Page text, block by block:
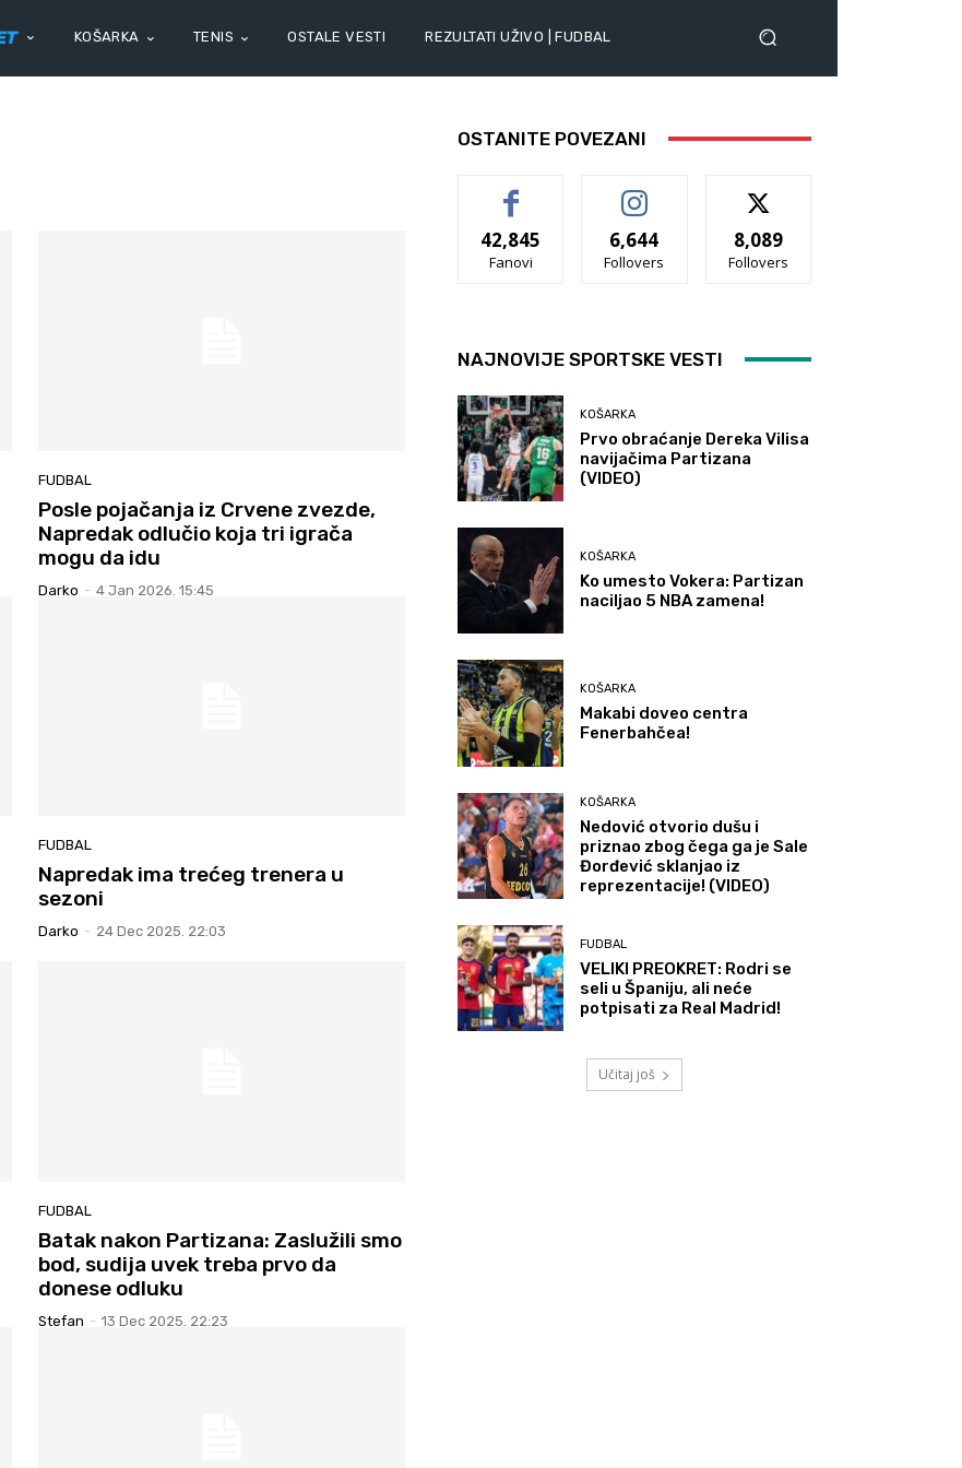
KOŠARKA TENIS OSTALE VESTI REZULTATI UŽIVO | FUDBAL
FUDBAL
Posle pojačanja iz Crvene zvezde,
Napredak odlučio koja tri igrača
mogu da idu
Darko - 4 Jan 2026. 15:45
FUDBAL
Napredak ima trećeg trenera u
sezoni
Darko - 24 Dec 2025. 22:03
FUDBAL
Batak nakon Partizana: Zaslužili smo
bod, sudija uvek treba prvo da
donese odluku
Stefan - 13 Dec 2025. 22:23
OSTANITE POVEZANI
42,845
Fanovi
6,644
Follovers
8,089
Follovers
NAJNOVIJE SPORTSKE VESTI
KOŠARKA
Prvo obraćanje Dereka Vilisa
navijačima Partizana
(VIDEO)
KOŠARKA
Ko umesto Vokera: Partizan
naciljao 5 NBA zamena!
KOŠARKA
Makabi doveo centra
Fenerbahčea!
KOŠARKA
Nedović otvorio dušu i
priznao zbog čega ga je Sale
Đorđević sklanjao iz
reprezentacije! (VIDEO)
FUDBAL
VELIKI PREOKRET: Rodri se
seli u Španiju, ali neće
potpisati za Real Madrid!
Učitaj još